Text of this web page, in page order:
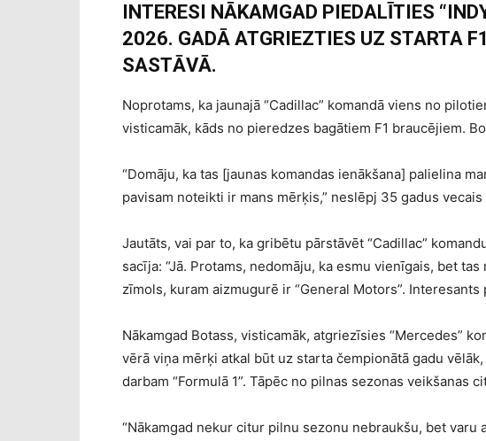
INTERESI NĀKAMGAD PIEDALĪTIES
2026. GADĀ ATGRIEZTIES UZ STARTA
SASTĀVĀ.
Noprotams, ka jaunajā “Cadillac” komandā viens no
visticamāk, kāds no pieredzes bagātiem F1 braucējiem.
“Domāju, ka tas [jaunas komandas ienākšana] palielina
pavisam noteikti ir mans mērķis,” neslēpj 35 gadus vecais
Jautāts, vai par to, ka gribētu pārstāvēt “Cadillac”
sacīja: “Jā. Protams, nedomāju, ka esmu vienīgais, bet
zīmols, kuram aizmugurē ir “General Motors”. Interesants
Nākamgad Botass, visticamāk, atgriezīsies “Mercedes”
vērā viņa mērķi atkal būt uz starta čempionātā gadu
darbam “Formulā 1”. Tāpēc no pilnas sezonas veikšanas
“Nākamgad nekur citur pilnu sezonu nebraukšu, bet